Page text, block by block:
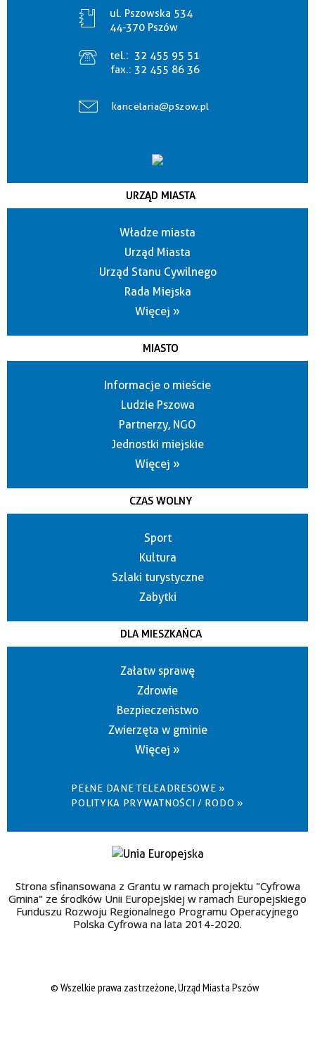
ul. Pszowska 534
44-370 Pszów
tel.: 32 455 95 51
fax.: 32 455 86 36
kancelaria@pszow.pl
URZĄD MIASTA
Władze miasta
Urząd Miasta
Urząd Stanu Cywilnego
Rada Miejska
Więcej »
MIASTO
Informacje o mieście
Ludzie Pszowa
Partnerzy, NGO
Jednostki miejskie
Więcej »
CZAS WOLNY
Sport
Kultura
Szlaki turystyczne
Zabytki
DLA MIESZKAŃCA
Załatw sprawę
Zdrowie
Bezpieczeństwo
Zwierzęta w gminie
Więcej »
PEŁNE DANE TELEADRESOWE »
POLITYKA PRYWATNOŚCI / RODO »
Strona sfinansowana z Grantu w ramach projektu "Cyfrowa
Gmina" ze środków Unii Europejskiej w ramach Europejskiego
Funduszu Rozwoju Regionalnego Programu Operacyjnego
Polska Cyfrowa na lata 2014-2020.
© Wszelkie prawa zastrzeżone, Urząd Miasta Pszów